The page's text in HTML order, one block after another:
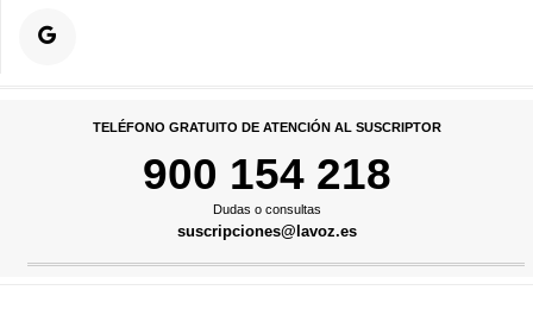
TELÉFONO GRATUITO DE ATENCIÓN AL SUSCRIPTOR
900 154 218
Dudas o consultas
suscripciones@lavoz.es